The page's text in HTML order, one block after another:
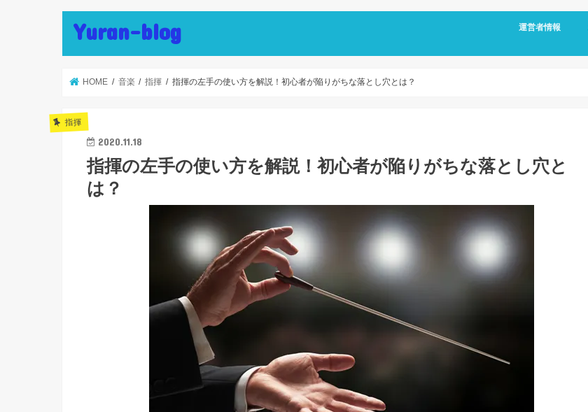
Yuran-blog 運営者情報
HOME 音楽 指揮 指揮の左手の使い方を解説！初心者が陥りがちな落とし穴とは？
指揮
2020.11.18
指揮の左手の使い方を解説！初心者が陥りがちな落とし穴と
は？